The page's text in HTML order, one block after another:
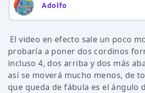
Adolfo
El video en efecto sale un poco
probaría a poner dos cordinos
incluso 4, dos arriba y dos más
así se moverá mucho menos, de
que queda de fábula es el ángulo